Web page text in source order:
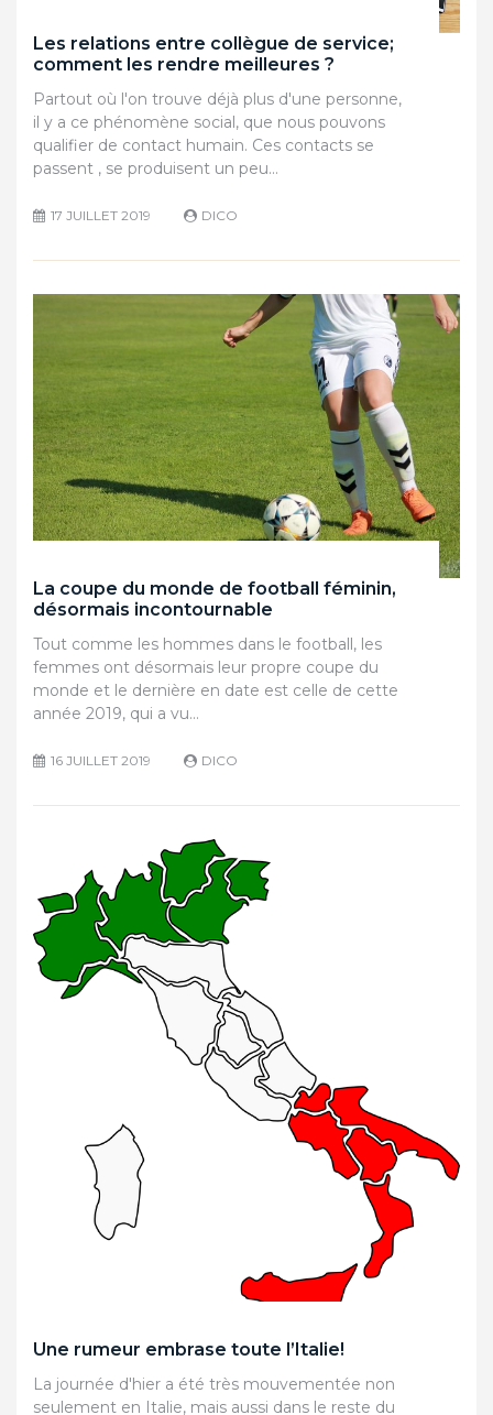
Les relations entre collègue de service;
comment les rendre meilleures ?
Partout où l'on trouve déjà plus d'une personne,
il y a ce phénomène social, que nous pouvons
qualifier de contact humain. Ces contacts se
passent , se produisent un peu…
17 JUILLET 2019 DICO
La coupe du monde de football féminin,
désormais incontournable
Tout comme les hommes dans le football, les
femmes ont désormais leur propre coupe du
monde et le dernière en date est celle de cette
année 2019, qui a vu…
16 JUILLET 2019 DICO
Une rumeur embrase toute l’Italie!
La journée d'hier a été très mouvementée non
seulement en Italie, mais aussi dans le reste du